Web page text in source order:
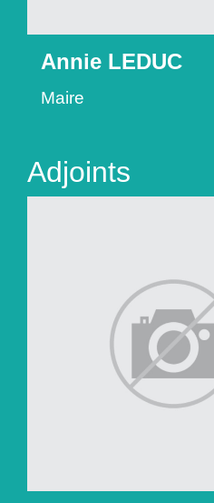
Annie LEDUC
Maire
Adjoints